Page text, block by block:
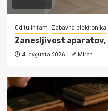
Od tu in tam Zabavna elektronika
Zanesljivost aparatov,
4. avgusta 2026 Miran